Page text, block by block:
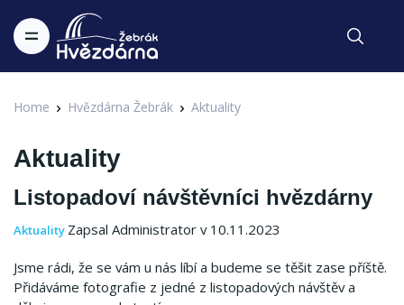
Home Hvězdárna Žebrák Aktuality
Aktuality
Listopadoví návštěvníci hvězdárny
Aktuality Zapsal Administrator v 10.11.2023
Jsme rádi, že se vám u nás líbí a budeme se těšit zase příště.
Přidáváme fotografie z jedné z listopadových návštěv a